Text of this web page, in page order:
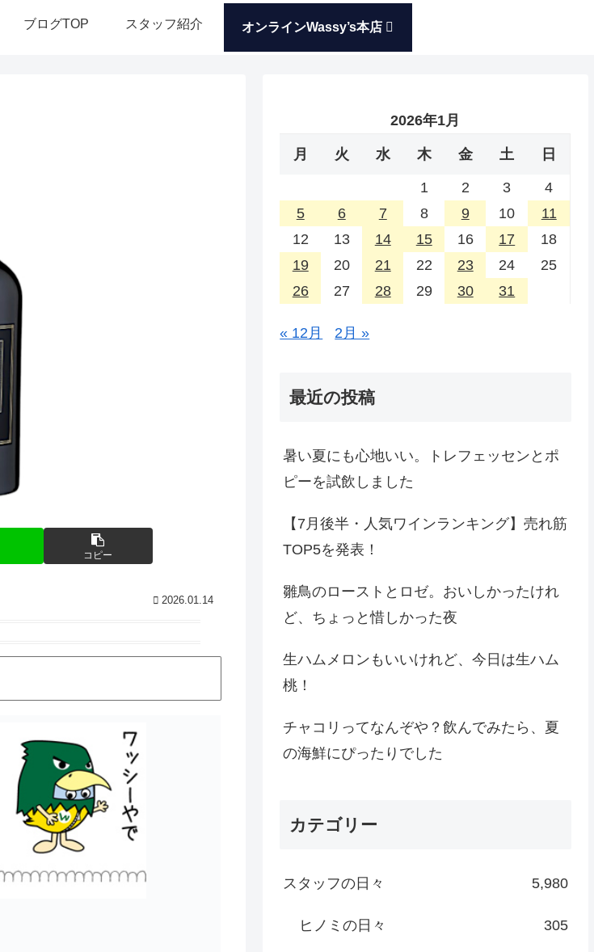
ブログTOP スタッフ紹介 オンラインWassy’s本店
コピー
2026.01.14
2026年1月
月 火 水 木 金 土 日
1 2 3
4
5
6 7 8 9 10
11
12
13 14 15 16 17
18
19
20 21 22 23 24
25
26
27 28 29 30 31
« 12月 2月 »
最近の投稿
暑い夏にも心地いい。トレフェッセンとポ
ピーを試飲しました
【7月後半・人気ワインランキング】売れ筋
TOP5を発表！
雛鳥のローストとロゼ。おいしかったけれ
ど、ちょっと惜しかった夜
生ハムメロンもいいけれど、今日は生ハム
桃！
チャコリってなんぞや？飲んでみたら、夏
の海鮮にぴったりでした
カテゴリー
スタッフの日々 5,980
ヒノミの日々 305